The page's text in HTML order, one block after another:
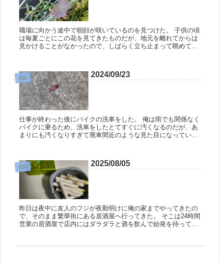
職場に向かう途中で朝顔が咲いているのを見つけた。 子供の頃
は毎夏ごとにこの花を見てきたものだが、地元を離れてからは
見かけることがなかったので、しばらく立ち止まって眺めてい
日記 2024/09/23
仕事が終わった後にバイクの洗車をした。 俺は雨でも関係なく
バイクに乗るため、洗車をしたとてすぐに汚くなるのだが、あ
まりにも汚くなりすぎて廃車間近のような見た目になっていた
日記 2025/08/05
昨日は夜中に友人のフジが夜勤明けに俺の家までやってきたの
で、そのまま繁華街にある居酒屋へ行ってきた。 そこは24時間
営業の居酒屋で店内にはダラダラと酒を飲んで始発を待ってい